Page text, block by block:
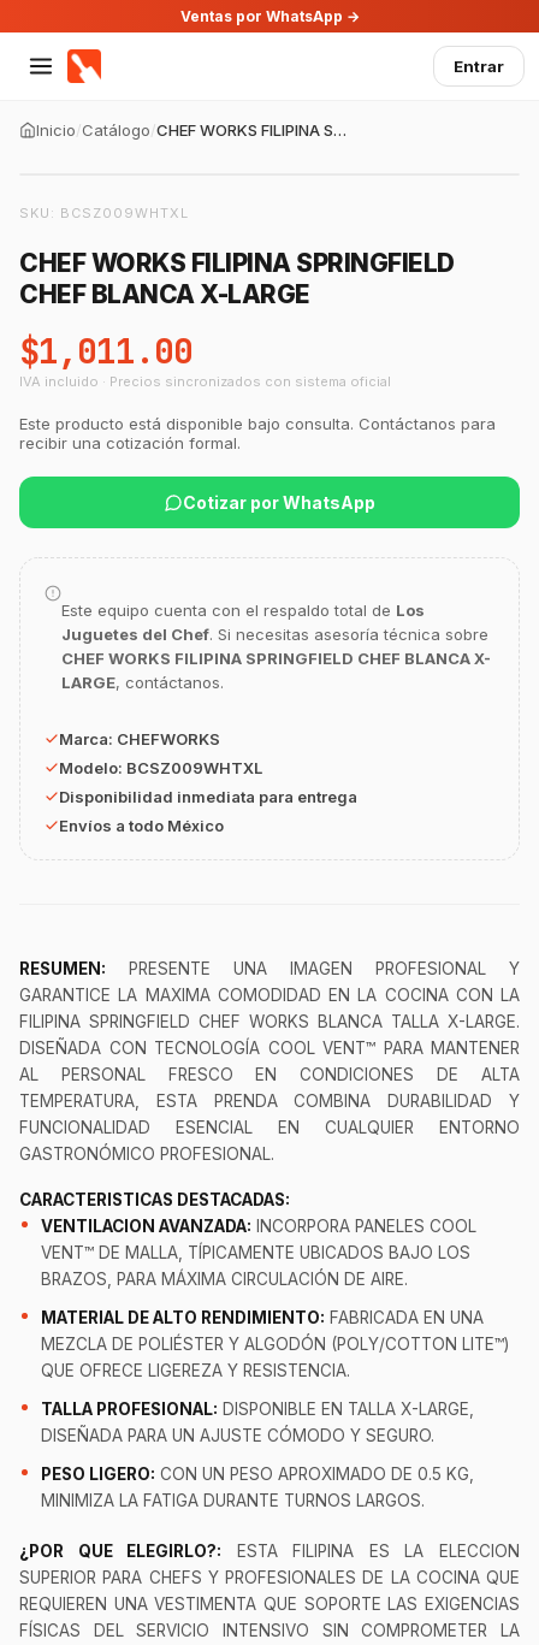
Ventas por WhatsApp →
Entrar
Inicio/Catálogo/ CHEF WORKS FILIPINA SPRINGFIELD CHEF BLANCA X-LARGE
SKU: BCSZ009WHTXL
CHEF WORKS FILIPINA SPRINGFIELD
CHEF BLANCA X-LARGE
$1,011.00
IVA incluido · Precios sincronizados con sistema oficial
Este producto está disponible bajo consulta. Contáctanos para
recibir una cotización formal.
Cotizar por WhatsApp
Este equipo cuenta con el respaldo total de Los
Juguetes del Chef. Si necesitas asesoría técnica sobre
CHEF WORKS FILIPINA SPRINGFIELD CHEF BLANCA X-
LARGE, contáctanos.
Marca: CHEFWORKS
Modelo: BCSZ009WHTXL
Disponibilidad inmediata para entrega
Envíos a todo México
RESUMEN: PRESENTE UNA IMAGEN PROFESIONAL Y
GARANTICE LA MAXIMA COMODIDAD EN LA COCINA CON LA
FILIPINA SPRINGFIELD CHEF WORKS BLANCA TALLA X-LARGE.
DISEÑADA CON TECNOLOGÍA COOL VENT™ PARA MANTENER
AL PERSONAL FRESCO EN CONDICIONES DE ALTA
TEMPERATURA, ESTA PRENDA COMBINA DURABILIDAD Y
FUNCIONALIDAD ESENCIAL EN CUALQUIER ENTORNO
GASTRONÓMICO PROFESIONAL.
CARACTERISTICAS DESTACADAS:
VENTILACION AVANZADA: INCORPORA PANELES COOL
VENT™ DE MALLA, TÍPICAMENTE UBICADOS BAJO LOS
BRAZOS, PARA MÁXIMA CIRCULACIÓN DE AIRE.
MATERIAL DE ALTO RENDIMIENTO: FABRICADA EN UNA
MEZCLA DE POLIÉSTER Y ALGODÓN (POLY/COTTON LITE™)
QUE OFRECE LIGEREZA Y RESISTENCIA.
TALLA PROFESIONAL: DISPONIBLE EN TALLA X-LARGE,
DISEÑADA PARA UN AJUSTE CÓMODO Y SEGURO.
PESO LIGERO: CON UN PESO APROXIMADO DE 0.5 KG,
MINIMIZA LA FATIGA DURANTE TURNOS LARGOS.
¿POR QUE ELEGIRLO?: ESTA FILIPINA ES LA ELECCION
SUPERIOR PARA CHEFS Y PROFESIONALES DE LA COCINA QUE
REQUIEREN UNA VESTIMENTA QUE SOPORTE LAS EXIGENCIAS
FÍSICAS DEL SERVICIO INTENSIVO SIN COMPROMETER LA
GastroBot
Asesor Chef Online
¡Hola Chef! 🍳 Soy GastroBot, tu asesor
¿En qué te puedo apoyar hoy con tu
equipamiento o utensilios?